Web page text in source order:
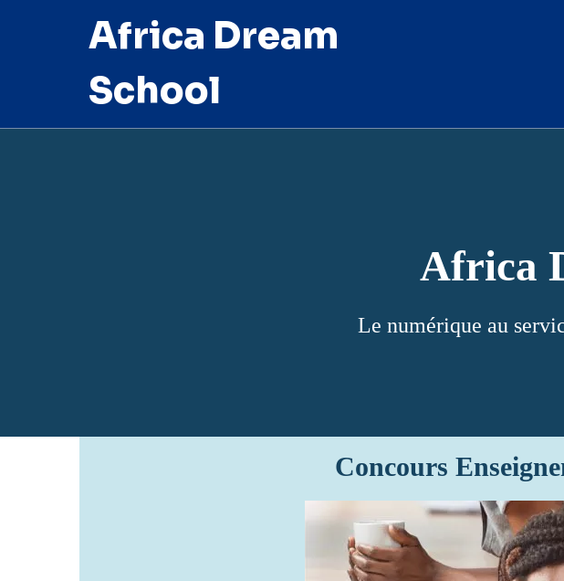
Africa Dream
School
Africa
Le numérique au
Concours